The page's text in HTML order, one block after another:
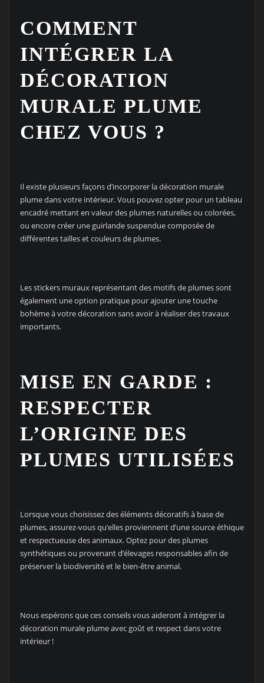
COMMENT
INTÉGRER LA
DÉCORATION
MURALE PLUME
CHEZ VOUS ?
Il existe plusieurs façons d’incorporer la décoration murale
plume dans votre intérieur. Vous pouvez opter pour un tableau
encadré mettant en valeur des plumes naturelles ou colorées,
ou encore créer une guirlande suspendue composée de
différentes tailles et couleurs de plumes.
Les stickers muraux représentant des motifs de plumes sont
également une option pratique pour ajouter une touche
bohème à votre décoration sans avoir à réaliser des travaux
importants.
MISE EN GARDE :
RESPECTER
L’ORIGINE DES
PLUMES UTILISÉES
Lorsque vous choisissez des éléments décoratifs à base de
plumes, assurez-vous qu’elles proviennent d’une source éthique
et respectueuse des animaux. Optez pour des plumes
synthétiques ou provenant d’élevages responsables afin de
préserver la biodiversité et le bien-être animal.
Nous espérons que ces conseils vous aideront à intégrer la
décoration murale plume avec goût et respect dans votre
intérieur !